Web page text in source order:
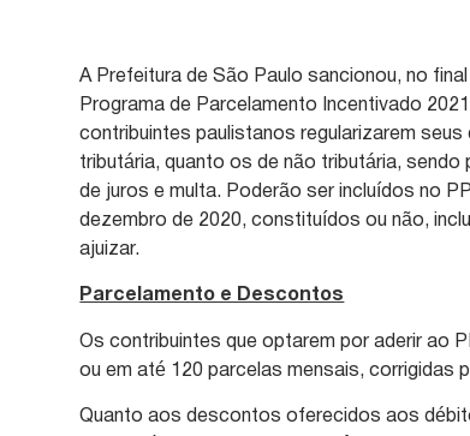
A Prefeitura de São Paulo sancionou, no
Programa de Parcelamento Incentivado
contribuintes paulistanos regularizarem
tributária, quanto os de não tributária,
de juros e multa. Poderão ser incluídos no
dezembro de 2020, constituídos ou não,
ajuizar.
Parcelamento e Descontos
Os contribuintes que optarem por aderir ao
ou em até 120 parcelas mensais, corrigidas
Quanto aos descontos oferecidos aos